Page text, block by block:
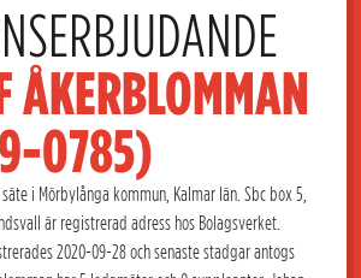
ÅKERBLOMMAN
0785)
i Mörbylånga kommun, Kalmar län. Sbc box 5,
är registrerad adress hos Bolagsverket.
2020-09-28 och senaste stadgar antogs